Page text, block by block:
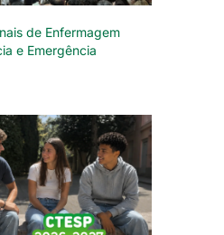
de Enfermagem
e Emergência